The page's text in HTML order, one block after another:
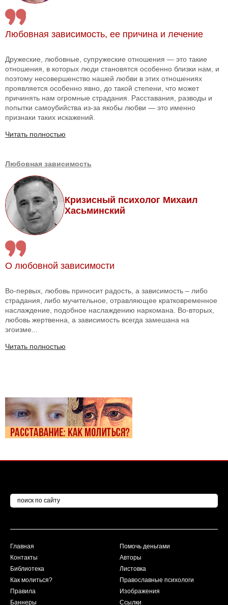
Любовная зависимость, ее причина и лечение
Дружеские, любовные, супружеские отношения — это такие
отношения, в которых люди становятся особенно близки нам, и
поэтому несовершенство нашей любви в этих отношениях
проявляется особенно явно, до такой степени, что может
причинять нам огромные страдания. Расставания, разводы и
попытки самоубийства из-за якобы любви — это именно
признаки таких искажений.
Читать полностью
Любовная зависимость
Кризисный психолог Михаил
Хасьминский
О любовной зависимости
Во-первых, любовь приносит радость, а зависимость – либо
страдания, либо мучительное, отравляющее кратковременное
наслаждение, подобное наслаждению наркомана. Во-вторых,
любовь жертвенна, а зависимость всегда замешана на
эгоизме...
Читать полностью
Главная
Контакты
Библиотека
Как молиться?
Правила
Баннеры
Помочь деньгами
Авторы
Листовка
Православные психологи
Изображения
Ссылки